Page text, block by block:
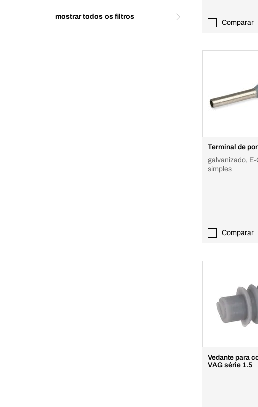
mostrar todos os filtros
Comparar
Terminal de
galvanizado, E-
simples
Comparar
Vedante para
VAG série 1.5